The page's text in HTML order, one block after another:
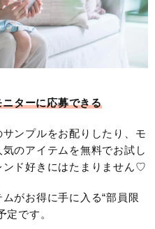
ターに応募できる
ンプルをお配りしたり、モ
のアイテムを無料でお試し
ンド好きにはたまりません♡
がお得に手に入る“部員限
定です。